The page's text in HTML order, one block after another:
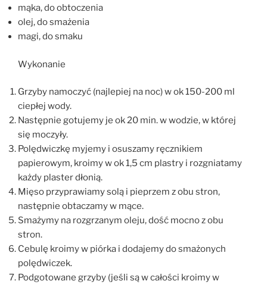
mąka, do obtoczenia
olej, do smażenia
magi, do smaku
Wykonanie
Grzyby namoczyć (najlepiej na noc) w ok 150-200 ml
ciepłej wody.
Następnie gotujemy je ok 20 min. w wodzie, w której
się moczyły.
Polędwiczkę myjemy i osuszamy ręcznikiem
papierowym, kroimy w ok 1,5 cm plastry i rozgniatamy
każdy plaster dłonią.
Mięso przyprawiamy solą i pieprzem z obu stron,
następnie obtaczamy w mące.
Smażymy na rozgrzanym oleju, dość mocno z obu
stron.
Cebulę kroimy w piórka i dodajemy do smażonych
polędwiczek.
Podgotowane grzyby (jeśli są w całości kroimy w